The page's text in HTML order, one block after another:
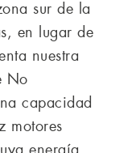
sur de la
en lugar de
nuestra
No
capacidad
motores